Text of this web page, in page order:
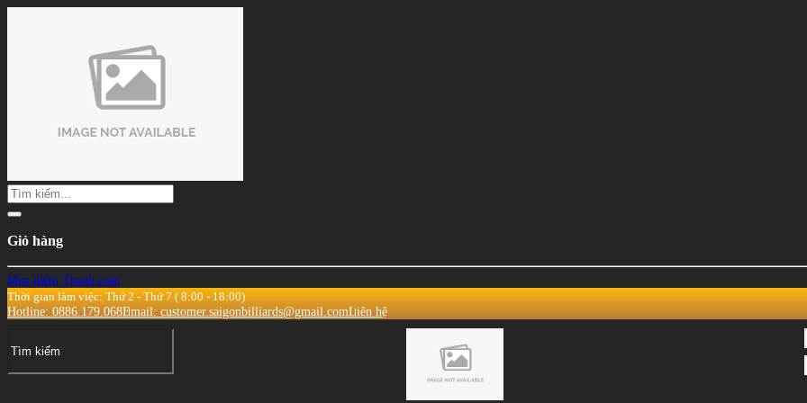
Giỏ hàng
Mua thêm Thanh toán
Thời gian làm việc: Thứ 2 - Thứ 7 ( 8:00 - 18:00)
Hotline: 0886.179.068Email: customer.saigonbilliards@gmail.comLiên hệ